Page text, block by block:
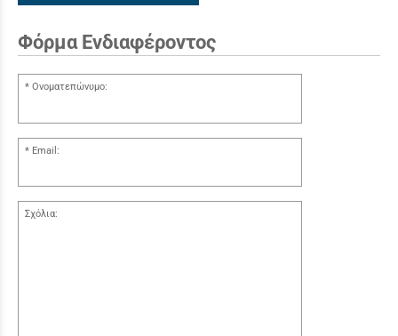
Φόρμα Ενδιαφέροντος
Ονοματεπώνυμο:
Email:
Σχόλια: